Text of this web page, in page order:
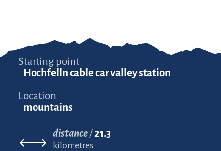
Starting point
Hochfelln cable car valley station
Location
mountains
distance 21.3
kilometres